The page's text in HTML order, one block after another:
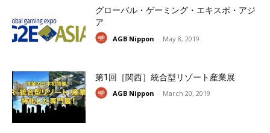
グローバル・ゲーミング・エキスポ・アジ
ア
AGB Nippon - May 8, 2019
第1回［関西］統合型リゾート産業展
AGB Nippon - March 20, 2019